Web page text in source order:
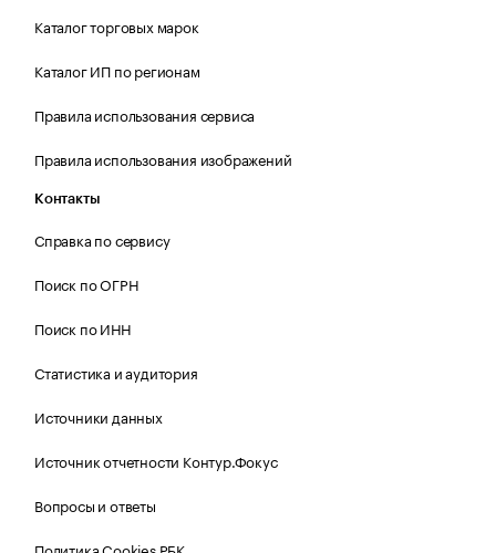
Каталог торговых марок
Каталог ИП по регионам
Правила использования сервиса
Правила использования изображений
Контакты
Справка по сервису
Поиск по ОГРН
Поиск по ИНН
Статистика и аудитория
Источники данных
Источник отчетности Контур.Фокус
Вопросы и ответы